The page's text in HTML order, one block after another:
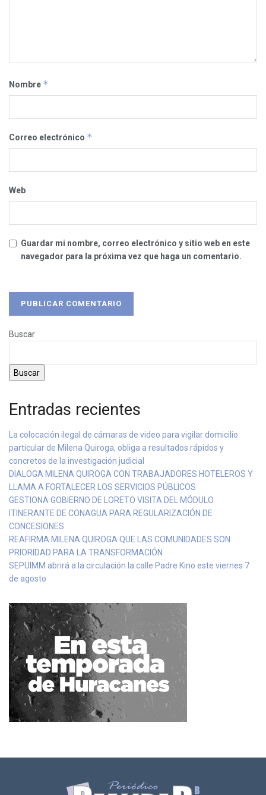
Nombre *
Correo electrónico *
Web
Guardar mi nombre, correo electrónico y sitio web en este
navegador para la próxima vez que haga un comentario.
Buscar
Buscar
Entradas recientes
La colocación ilegal de cámaras de video para vigilar domicilio
particular de Milena Quiroga, obliga a resultados rápidos y
concretos de la investigación judicial
DIALOGA MILENA QUIROGA CON TRABAJADORES HOTELEROS Y
LLAMA A FORTALECER LOS SERVICIOS PÚBLICOS
GESTIONA GOBIERNO DE LORETO VISITA DEL MÓDULO
ITINERANTE DE CONAGUA PARA REGULARIZACIÓN DE
CONCESIONES
REAFIRMA MILENA QUIROGA QUE LAS COMUNIDADES SON
PRIORIDAD PARA LA TRANSFORMACIÓN
SEPUIMM abrirá a la circulación la calle Padre Kino este viernes 7
de agosto